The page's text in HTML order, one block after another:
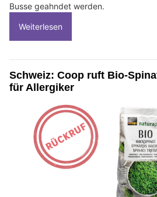
Busse geahndet werden.
Weiterlesen
Schweiz: Coop ruft Bio-
für Allergiker